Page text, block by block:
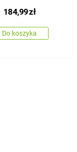
184,99zł
Do koszyka